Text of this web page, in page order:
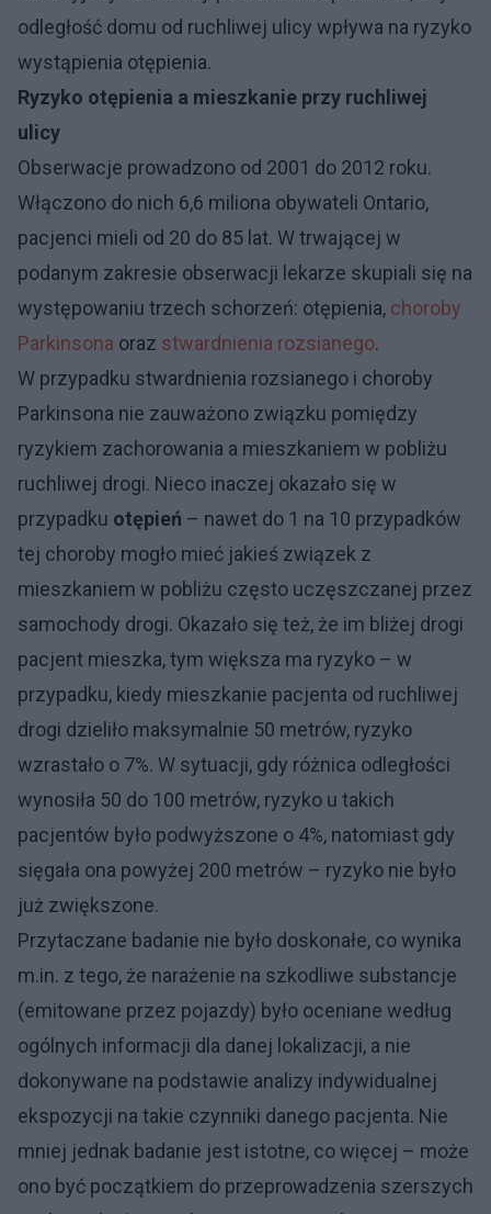
odległość domu od ruchliwej ulicy wpływa na ryzyko
wystąpienia otępienia.
Ryzyko otępienia a mieszkanie przy ruchliwej
ulicy
Obserwacje prowadzono od 2001 do 2012 roku.
Włączono do nich 6,6 miliona obywateli Ontario,
pacjenci mieli od 20 do 85 lat. W trwającej w
podanym zakresie obserwacji lekarze skupiali się na
występowaniu trzech schorzeń: otępienia, choroby
Parkinsona oraz stwardnienia rozsianego.
W przypadku stwardnienia rozsianego i choroby
Parkinsona nie zauważono związku pomiędzy
ryzykiem zachorowania a mieszkaniem w pobliżu
ruchliwej drogi. Nieco inaczej okazało się w
przypadku otępień – nawet do 1 na 10 przypadków
tej choroby mogło mieć jakieś związek z
mieszkaniem w pobliżu często uczęszczanej przez
samochody drogi. Okazało się też, że im bliżej drogi
pacjent mieszka, tym większa ma ryzyko – w
przypadku, kiedy mieszkanie pacjenta od ruchliwej
drogi dzieliło maksymalnie 50 metrów, ryzyko
wzrastało o 7%. W sytuacji, gdy różnica odległości
wynosiła 50 do 100 metrów, ryzyko u takich
pacjentów było podwyższone o 4%, natomiast gdy
sięgała ona powyżej 200 metrów – ryzyko nie było
już zwiększone.
Przytaczane badanie nie było doskonałe, co wynika
m.in. z tego, że narażenie na szkodliwe substancje
(emitowane przez pojazdy) było oceniane według
ogólnych informacji dla danej lokalizacji, a nie
dokonywane na podstawie analizy indywidualnej
ekspozycji na takie czynniki danego pacjenta. Nie
mniej jednak badanie jest istotne, co więcej – może
ono być początkiem do przeprowadzenia szerszych